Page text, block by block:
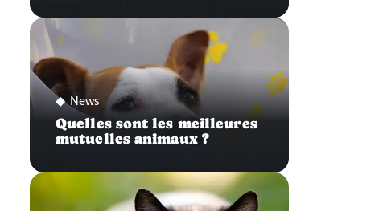
News
Quelles sont les meilleures
mutuelles animaux ?